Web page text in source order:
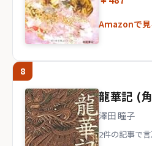
Amazonで
8
龍華記 (
澤田 瞳子
2件の記事で